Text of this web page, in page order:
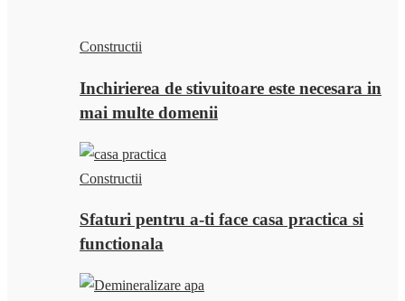
Constructii
Inchirierea de stivuitoare este necesara in
mai multe domenii
Constructii
Sfaturi pentru a-ti face casa practica si
functionala